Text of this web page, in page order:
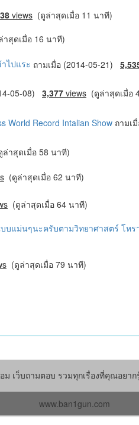
views (ดูล่าสุดเมื่อ 11 นาที)
าสุดเมื่อ 16 นาที)
ไปแระ ถามเมื่อ (2014-05-21)
05-08) 3,377 views (ดูล่าสุดเมื่อ
World Record Intalian Show ถามเ
ล่าสุดเมื่อ 58 นาที)
(ดูล่าสุดเมื่อ 62 นาที)
(ดูล่าสุดเมื่อ 64 นาที)
บแม่นๆนะครับตามวิทยาศาสตร์ โห
(ดูล่าสุดเมื่อ 79 นาที)
เว็บถามตอบ รวมทุกเรื่องที่คุณอยา
www.ban1gun.com